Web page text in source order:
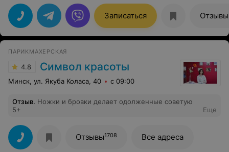
я смогла их отработать сама и понять весь процесс
работы, спасибо Даше, что смогла все объяснить,
радует что связь с ней останется и после и все мои
вопросы я смогу задать, уже на своей практике,
спасибо за возможность
Записаться Отзывы
ПАРИКМАХЕРСКАЯ
4.8 Символ красоты
Минск, ул. Якуба Коласа, 40 с 09:00
Отзыв. Ножки и бровки делает одолженные советую
5+
Еще
Отзывы1708 Все адреса